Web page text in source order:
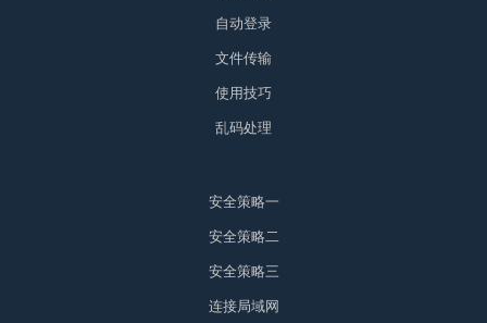
自动登录
文件传输
使用技巧
乱码处理
安全策略一
安全策略二
安全策略三
连接局域网